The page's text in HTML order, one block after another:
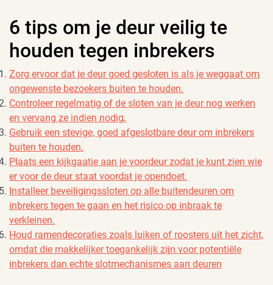
6 tips om je deur veilig te
houden tegen inbrekers
Zorg ervoor dat je deur goed gesloten is als je weggaat om
ongewenste bezoekers buiten te houden.
Controleer regelmatig of de sloten van je deur nog werken
en vervang ze indien nodig.
Gebruik een stevige, goed afgeslotbare deur om inbrekers
buiten te houden.
Plaats een kijkgaatje aan je voordeur zodat je kunt zien wie
er voor de deur staat voordat je opendoet.
Installeer beveiligingssloten op alle buitendeuren om
inbrekers tegen te gaan en het risico op inbraak te
verkleinen.
Houd ramendecoraties zoals luiken of roosters uit het zicht,
omdat die makkelijker toegankelijk zijn voor potentiële
inbrekers dan echte slotmechanismes aan deuren